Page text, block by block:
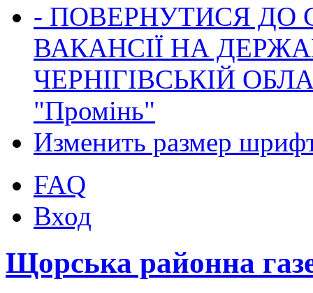
- ПОВЕРНУТИСЯ ДО
ВАКАНСІЇ НА
ЧЕРНІГІВСЬКІЙ
"Промінь"
Изменить размер
FAQ
Вход
Щорська районна